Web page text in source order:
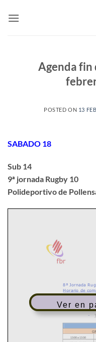
Agenda fin
POSTED ON 13
SABADO 18
Sub 14
9ª jornada Rugby 10
Polideportivo de
Ver en